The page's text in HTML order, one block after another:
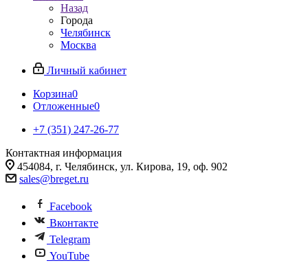
Назад
Города
Челябинск
Москва
Личный кабинет
Корзина0
Отложенные0
+7 (351) 247-26-77
Контактная информация
454084, г. Челябинск, ул. Кирова, 19, оф. 902
sales@breget.ru
Facebook
Вконтакте
Telegram
YouTube